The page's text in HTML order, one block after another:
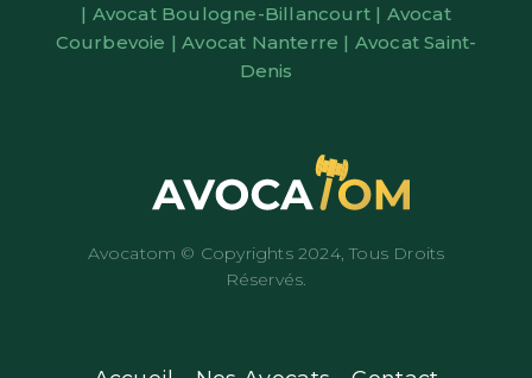
| Avocat Boulogne-Billancourt | Avocat
Courbevoie |Avocat Nanterre | Avocat Saint-
Denis
Avocatom © Copyrights 2024, Tous Droits
Réservés.